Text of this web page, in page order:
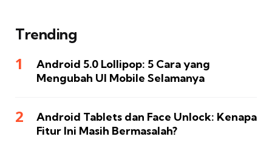
Trending
Android 5.0 Lollipop: 5 Cara yang
Mengubah UI Mobile Selamanya
Android Tablets dan Face Unlock: Kenapa
Fitur Ini Masih Bermasalah?